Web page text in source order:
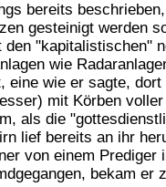
bereits
gesteinigt werden
"kapitalistischen"
wie
eine wie er sagte,
mit Körben
als die
lief bereits an ihr
von einem
bekam er